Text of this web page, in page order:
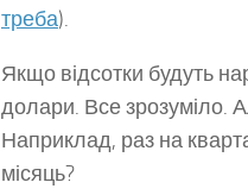
треба).
Якщо відсотки будуть
долари. Все зрозуміло.
Наприклад, раз на
місяць?